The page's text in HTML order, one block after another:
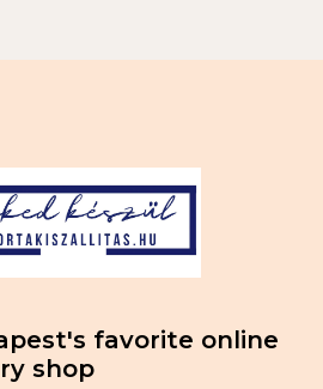
favorite online
shop